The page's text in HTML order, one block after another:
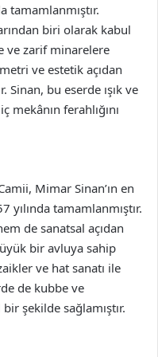
tamamlanmıştır.
biri olarak kabul
ve zarif minarelere
ve estetik açıdan
bu eserde ışık ve
ferahlığını
Mimar Sinan’ın en
tamamlanmıştır.
de sanatsal açıdan
bir avluya sahip
ve hat sanatı ile
de kubbe ve
şekilde sağlamıştır.